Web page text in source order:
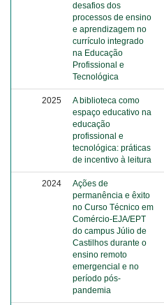
desafios dos
processos de ensino
e aprendizagem no
currículo integrado
na Educação
Profissional e
Tecnológica
2025
A biblioteca como
espaço educativo na
educação
profissional e
tecnológica: práticas
de incentivo à leitura
2024
Ações de
permanência e êxito
no Curso Técnico em
Comércio-EJA/EPT
do campus Júlio de
Castilhos durante o
ensino remoto
emergencial e no
período pós-
pandemia